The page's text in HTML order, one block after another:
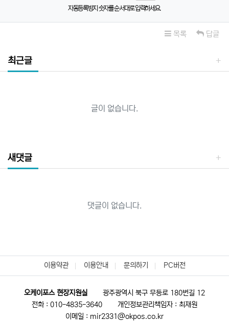
자동등록방지 숫자를 순서대로 입력하세요.
목록 답글
최근글
글이 없습니다.
새댓글
댓글이 없습니다.
이용약관 이용안내 문의하기 PC버전
오케이포스 현장지원실
광주광역시 북구 무등로 180번길 12
전화 : 010-4835-3640
개인정보관리책임자 : 최재원
이메일 : mir2331@okpos.co.kr